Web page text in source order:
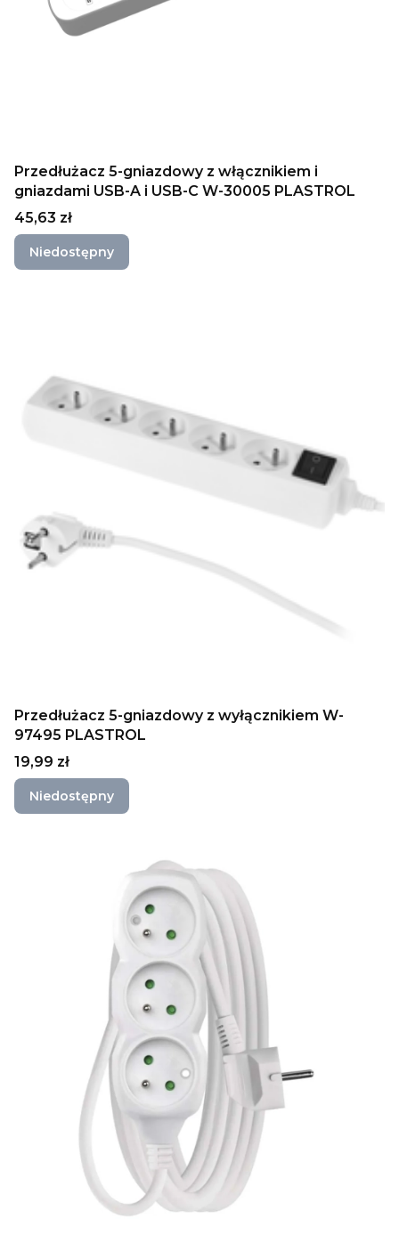
Przedłużacz 5-gniazdowy z włącznikiem i
gniazdami USB-A i USB-C W-30005 PLASTROL
Cena
45,63 zł
Niedostępny
Przedłużacz 5-gniazdowy z wyłącznikiem W-
97495 PLASTROL
Cena
19,99 zł
Niedostępny